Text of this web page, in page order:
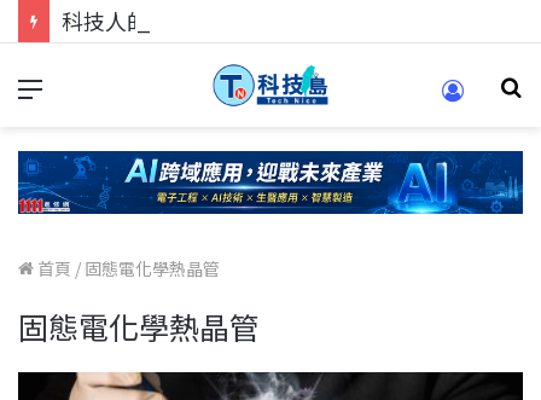
首頁 / 固態電化學熱晶管
固態電化學熱晶管